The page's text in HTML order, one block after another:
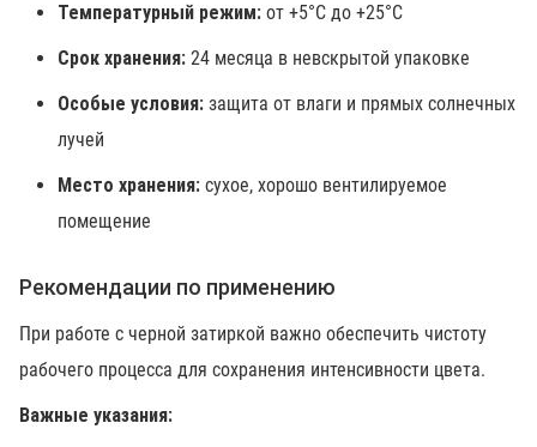
Температурный режим: от +5°C до +25°C
Срок хранения: 24 месяца в невскрытой упаковке
Особые условия: защита от влаги и прямых солнечных
лучей
Место хранения: сухое, хорошо вентилируемое
помещение
Рекомендации по применению
При работе с черной затиркой важно обеспечить чистоту
рабочего процесса для сохранения интенсивности цвета.
Важные указания: